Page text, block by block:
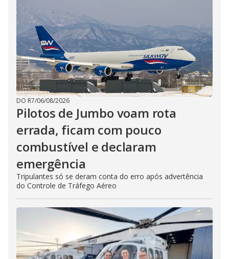
DO R7/06/08/2026
Pilotos de Jumbo voam rota
errada, ficam com pouco
combustível e declaram
emergência
Tripulantes só se deram conta do erro após advertência
do Controle de Tráfego Aéreo